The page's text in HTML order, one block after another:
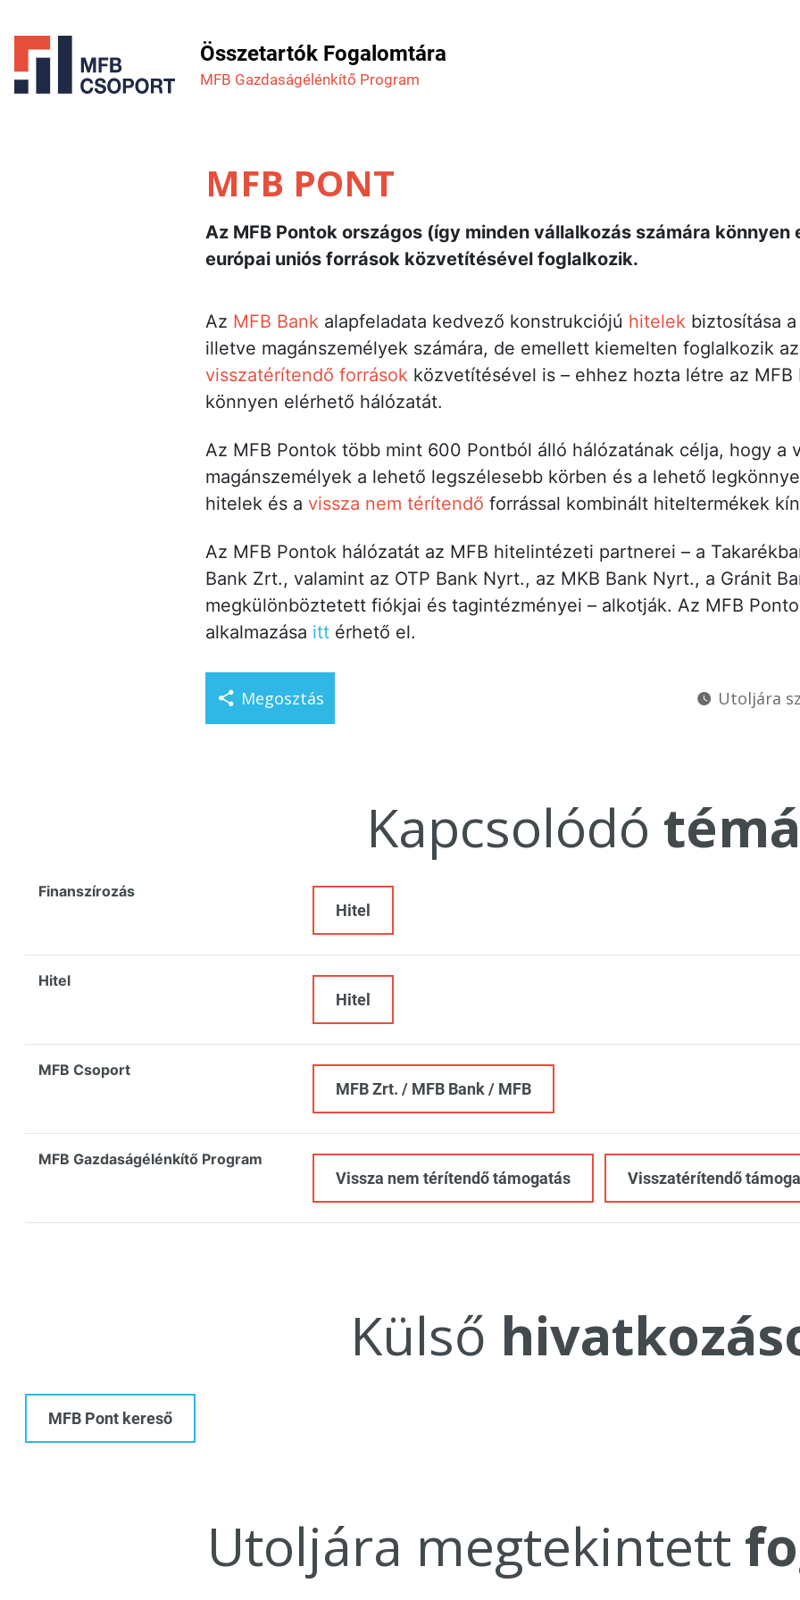
Összetartók Fogalomtára
MFB Gazdaság­élénkítő Program
MFB PONT
Az MFB Pontok országos (így minden vállalkozás számára könnyen
európai uniós források közvetítésével foglalkozik.
Az MFB Bankalapfeladata kedvező konstrukciójú hitelekbiztosítása a
illetve magánszemélyek számára, de emellett kiemelten foglalkozik
visszatérítendő forrásokközvetítésével is – ehhez hozta létre az MFB
könnyen elérhető hálózatát.
Az MFB Pontok több mint 600 Pontból álló hálózatának célja, hogy a
magánszemélyek a lehető legszélesebb körben és a lehető
hitelek és a vissza nem térítendő forrással kombinált hiteltermékek
Az MFB Pontok hálózatát az MFB hitelintézeti partnerei – a
Bank Zrt., valamint az OTP Bank Nyrt., az MKB Bank Nyrt., a Gránit
megkülönböztetett fiókjai és tagintézményei – alkotják. Az MFB
alkalmazása ittérhető el.
Megosztás Utoljára
Kapcsolódó
Finanszírozás
Hitel
Hitel
Hitel
MFB Csoport
MFB Zrt. / MFB Bank / MFB
MFB Gazdaságélénkítő Program
Vissza nem térítendő támogatás Visszatérítendő
Külső
MFB Pont kereső
Utoljára megtekintett